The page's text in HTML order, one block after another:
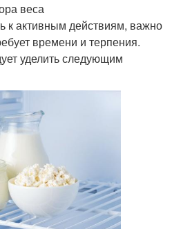
веса
к активным действиям, важно
времени и терпения.
уделить следующим